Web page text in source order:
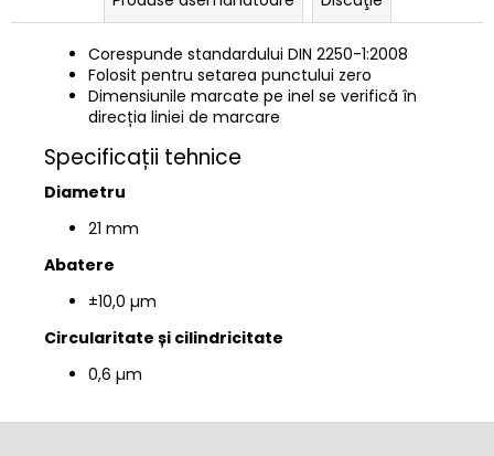
Corespunde standardului DIN 2250-1:2008
Folosit pentru setarea punctului zero
Dimensiunile marcate pe inel se verifică în
direcția liniei de marcare
Specificații tehnice
Diametru
21 mm
Abatere
±10,0 µm
Circularitate și cilindricitate
0,6 µm